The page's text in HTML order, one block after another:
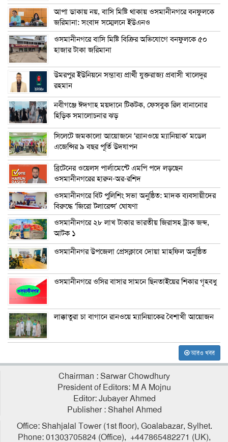
আপা ডাকায় নয়, বাসি মিষ্টি থাকায় ওসমানীনগরে বনফুলকে
জরিমানা: সংবাদ সম্মেলনে ইউএনও
ওসমানীনগরে বাসি মিষ্টি বিক্রির অভিযোগে বনফুলকে ৫০
হাজার টাকা জরিমানা
উমরপুর ইউনিয়নে সম্ভাব্য প্রার্থী যুক্তরাজ্য প্রবাসী খালেদুর
রহমান
নবীগঞ্জে ঈদগাহ ময়দানে টিকটক, ফেসবুক রিল বানানোর
হিড়িক সমালোচনার ঝড়
সিলেটে জমকালো আয়োজনে ‘র‍্যানওয়ে ম্যানিয়াক’ মডেল
এজেন্সির ৯ বছর পূর্তি উদযাপন
ব্রিটেনের ওয়েলস পার্লামেন্টে এমপি পদে লড়ছেন
ওসমানীনগরের হারুন-অর-রশিদ
ওসমানীনগরে বিট পুলিশিং সভা অনুষ্ঠিত: মাদক ব্যবসায়ীদের
বিরুদ্ধে ‘জিরো টলারেন্স’ ঘোষণা
ওসমানীনগরে ২৮ লাখ টাকার ভারতীয় জিরাসহ ট্রাক জব্দ,
আটক ১
ওসমানীনগর উপজেলা প্রেসক্লাবে দোয়া মাহফিল অনুষ্ঠিত
ওসমানীনগরে ওসির বাসার সামনে ছিনতাইয়ের শিকার গৃহবধু
লাক্কাতুরা চা বাগানে রানওয়ে ম্যানিয়াকের বৈশাখী আয়োজন
আরও খবর
Chairman : Sarwar Chowdhury
President of Editors: M A Mojnu
Editor: Jubayer Ahmed
Publisher : Shahel Ahmed
Office: Shahjalal Tower (1st floor), Goalabazar, Sylhet.
Phone: 01303705824 (Office), +447865482271 (UK),